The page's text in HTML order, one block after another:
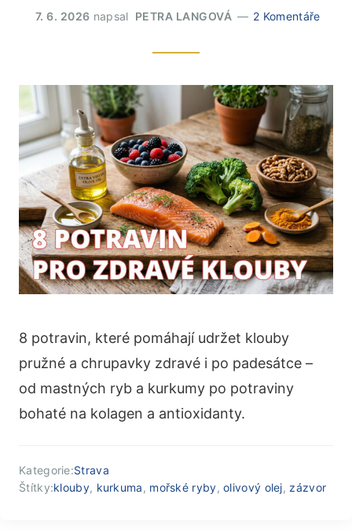
7. 6. 2026 napsal PETRA LANGOVÁ 2 Komentáře
8 potravin, které pomáhají udržet klouby
pružné a chrupavky zdravé i po padesátce –
od mastných ryb a kurkumy po potraviny
bohaté na kolagen a antioxidanty.
Kategorie:Strava
Štítky:klouby, kurkuma, mořské ryby,olivový olej, zázvor